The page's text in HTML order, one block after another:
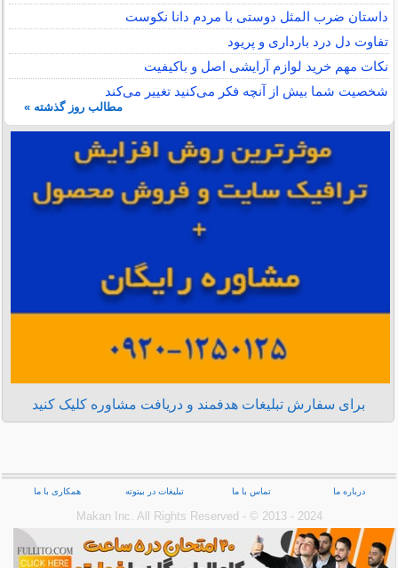
داستان ضرب المثل دوستی با مردم دانا نكوست
تفاوت دل درد بارداری و پریود
نکات مهم خرید لوازم آرایشی اصل و باکیفیت
شخصیت شما بیش از آنچه فکر می‌کنید تغییر می‌کند
مطالب روز گذشته »
برای سفارش تبلیغات هدفمند و دریافت مشاوره کلیک کنید
درباره ما تماس با ما تبلیغات در بیتوته همکاری با ما
Makan Inc.‎ All Rights Reserved - © 2013 - 2024